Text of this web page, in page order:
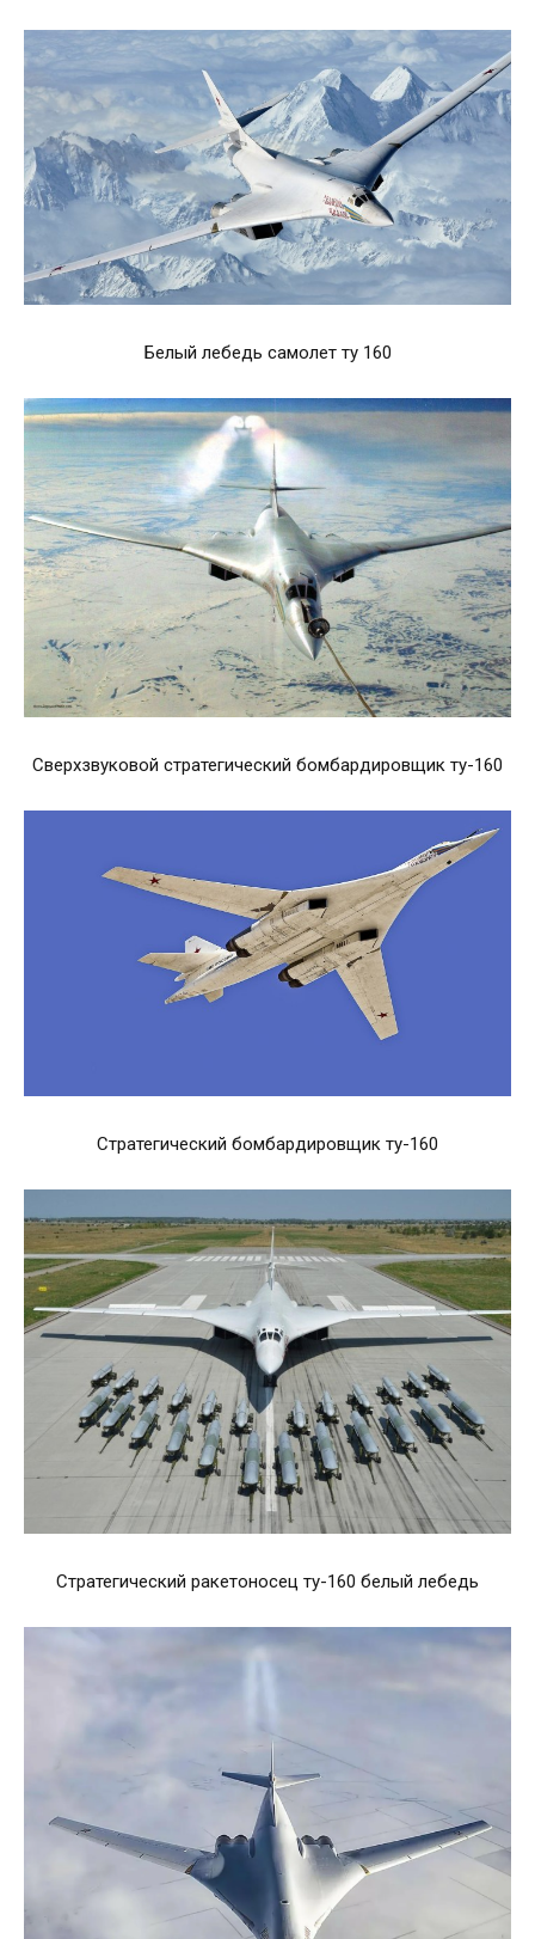
Белый лебедь самолет ту 160
Сверхзвуковой стратегический бомбардировщик ту-160
Стратегический бомбардировщик ту-160
Стратегический ракетоносец ту-160 белый лебедь